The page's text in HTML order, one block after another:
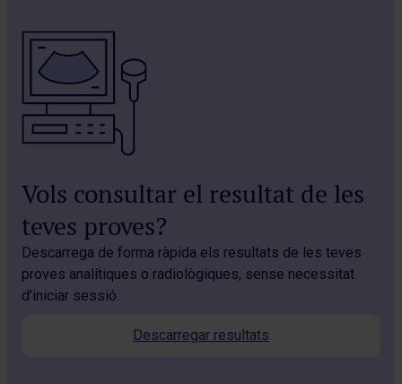
Vols consultar el resultat de les
teves proves?
Descarrega de forma ràpida els resultats de les teves
proves analítiques o radiològiques, sense necessitat
d’iniciar sessió.
Descarregar resultats